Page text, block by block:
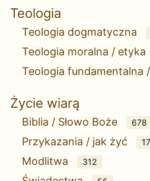
Teologia
Teologia dogmatyczna
Teologia moralna / etyka
Teologia fundamentalna
Życie wiarą
Biblia / Słowo Boże 678
Przykazania / jak żyć
Modlitwa 312